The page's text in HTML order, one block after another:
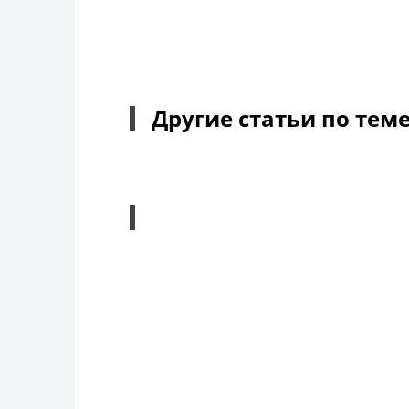
Другие статьи по